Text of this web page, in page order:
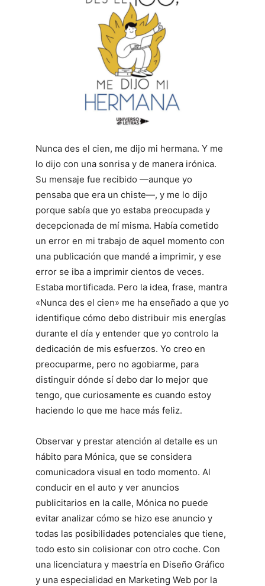
Nunca des el cien, me dijo mi hermana. Y me
lo dijo con una sonrisa y de manera irónica.
Su mensaje fue recibido ―aunque yo
pensaba que era un chiste―, y me lo dijo
porque sabía que yo estaba preocupada y
decepcionada de mí misma. Había cometido
un error en mi trabajo de aquel momento con
una publicación que mandé a imprimir, y ese
error se iba a imprimir cientos de veces.
Estaba mortificada. Pero la idea, frase, mantra
«Nunca des el cien» me ha enseñado a que yo
identifique cómo debo distribuir mis energías
durante el día y entender que yo controlo la
dedicación de mis esfuerzos. Yo creo en
preocuparme, pero no agobiarme, para
distinguir dónde sí debo dar lo mejor que
tengo, que curiosamente es cuando estoy
haciendo lo que me hace más feliz.
Observar y prestar atención al detalle es un
hábito para Mónica, que se considera
comunicadora visual en todo momento. Al
conducir en el auto y ver anuncios
publicitarios en la calle, Mónica no puede
evitar analizar cómo se hizo ese anuncio y
todas las posibilidades potenciales que tiene,
todo esto sin colisionar con otro coche. Con
una licenciatura y maestría en Diseño Gráfico
y una especialidad en Marketing Web por la